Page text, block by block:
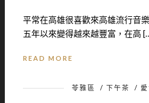
平常在高雄很喜歡來高雄流行音
五年以來變得越來越豐富，在高
READ MORE
苓雅區 / 下午茶 /